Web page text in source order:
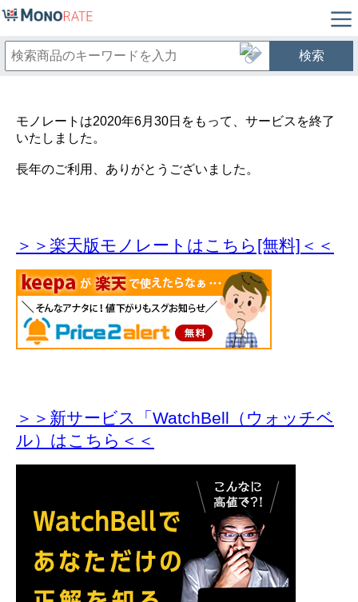
検索
モノレートは2020年6月30日をもって、サービスを終了
いたしました。
長年のご利用、ありがとうございました。
＞＞楽天版モノレートはこちら[無料]＜＜
＞＞新サービス「WatchBell（ウォッチベ
ル）はこちら＜＜